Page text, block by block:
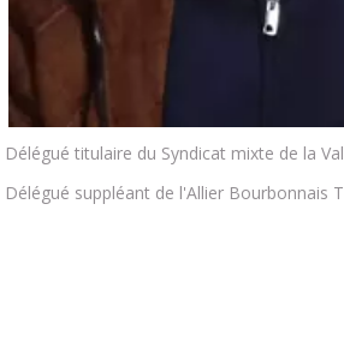
Délégué titulaire du Syndicat mixte de la
Délégué suppléant de l'Allier Bourbonnais